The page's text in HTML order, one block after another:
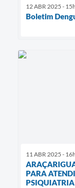
12 ABR 2025 -
Boletim
11 ABR 2025 -
PARA